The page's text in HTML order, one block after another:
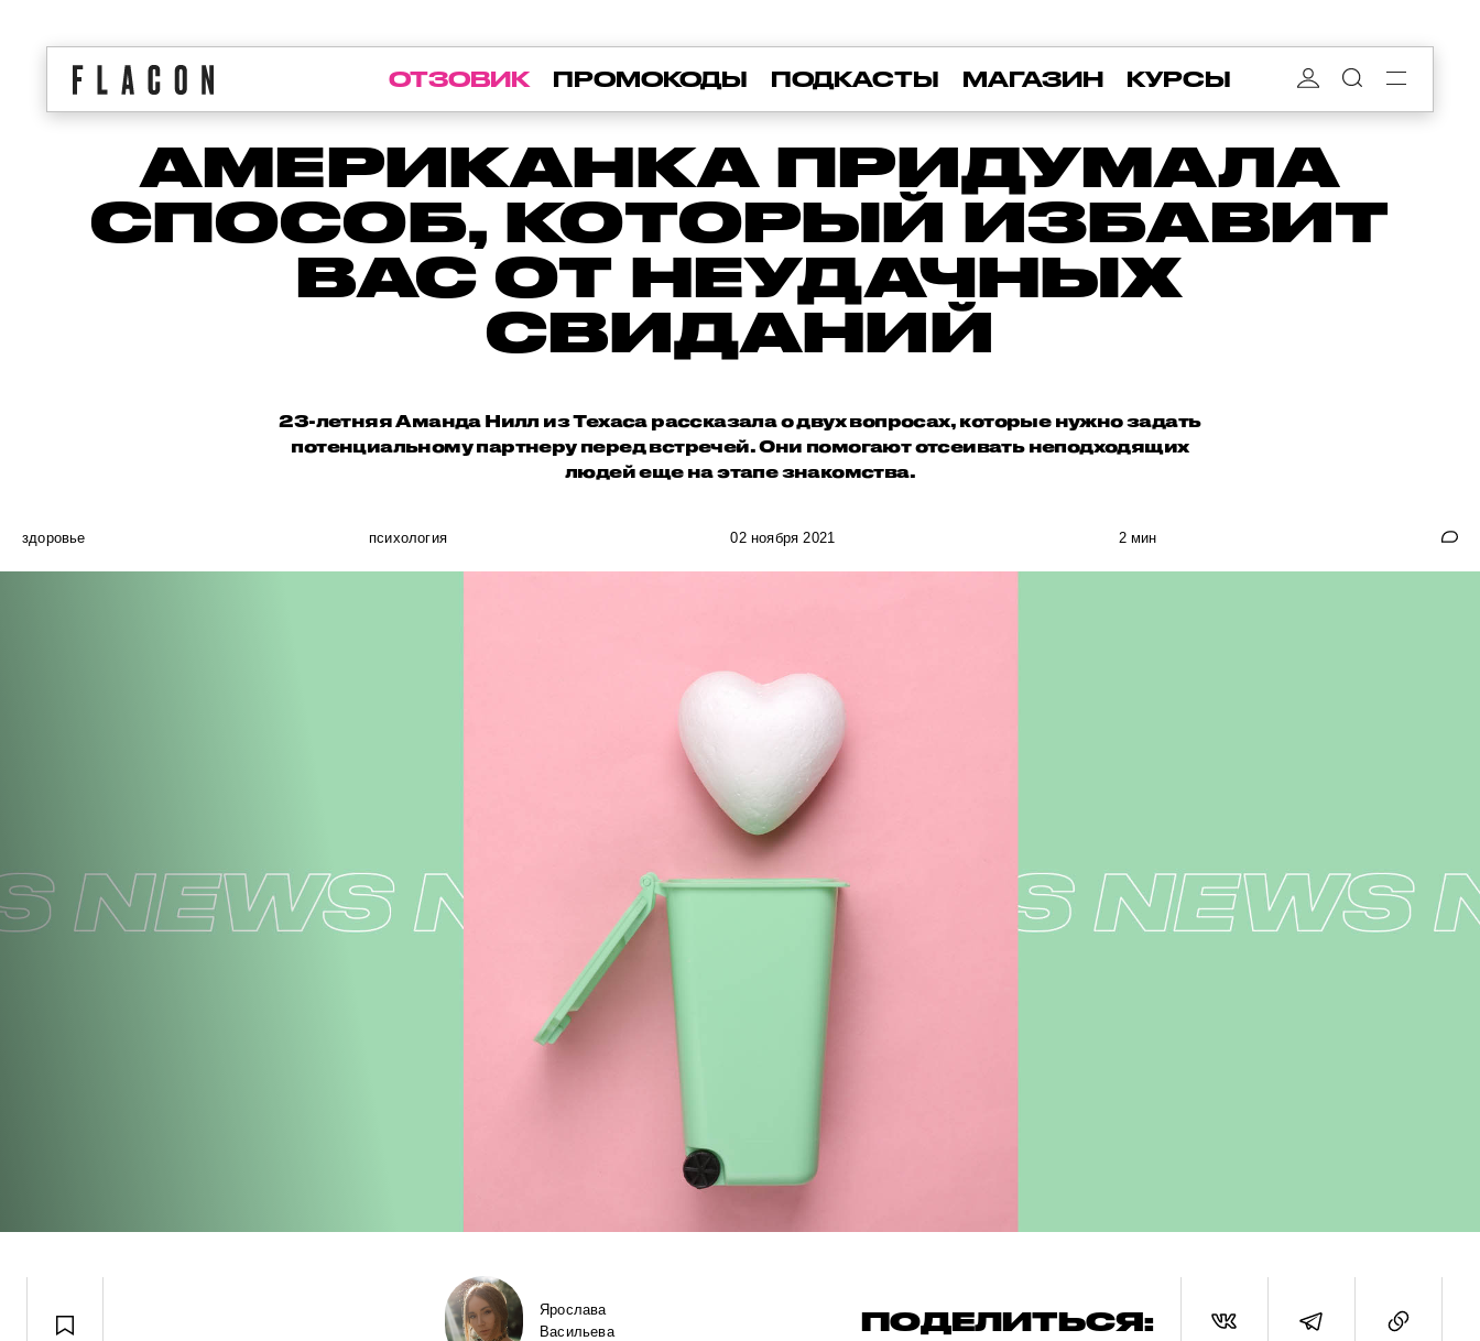
ОТЗОВИК ПРОМОКОДЫ ПОДКАСТЫ МАГАЗИН КУРСЫ
АМЕРИКАНКА ПРИДУМАЛА
СПОСОБ, КОТОРЫЙ ИЗБАВИТ
ВАС ОТ НЕУДАЧНЫХ
СВИДАНИЙ
23-летняя Аманда Нилл из Техаса рассказала о двух вопросах, которые нужно задать
потенциальному партнеру перед встречей. Они помогают отсеивать неподходящих
людей еще на этапе знакомства.
здоровье психология 02 ноября 2021 2 мин
Ярослава
Васильева
ПОДЕЛИТЬСЯ: